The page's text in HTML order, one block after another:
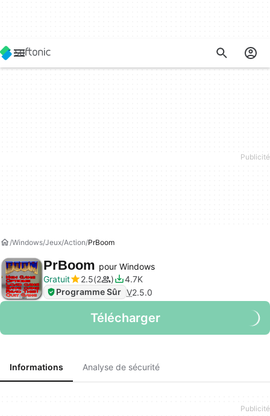
Windows Jeux Action PrBoom
PrBoom pour Windows
Gratuit
2.5 2
4.7K
Programme Sûr V2.5.0
Télécharger
Informations Analyse de sécurité